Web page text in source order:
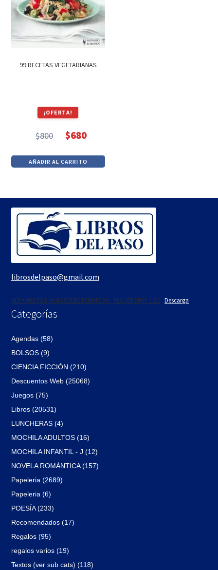
99 RECETAS VEGETARIANAS
¡OFERTA!
$800
precio
original
$680
precio
actual
AÑADIR AL CARRITO
librosdelpaso@gmail.com
INT-A-002 FAQ PAGOS ELECTRÓNICOS - PLACETOPAY 1 2 1 Descarga
Categorías
Agendas (58)
BOLSOS (9)
CIENCIA FICCIÓN (210)
Descuentos Web (25068)
Juegos (75)
Libros (20531)
LUNCHERAS (4)
MOCHILA ADULTOS (16)
MOCHILA INFANTIL - J (12)
NOVELA ROMÁNTICA (157)
Papeleria (2689)
Papeleria (6)
POESÍA (233)
Recomendados (17)
Regalos (95)
regalos varios (19)
Textos (ver sub cats) (118)